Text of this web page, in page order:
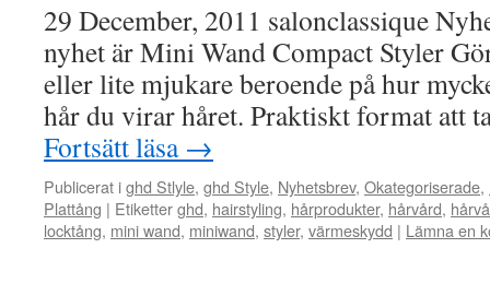
29 December, 2011 salonclassique
nyhet är Mini Wand Compact Styler
eller lite mjukare beroende på hur
hår du virar håret. Praktiskt format att
Fortsätt läsa →
Publicerat ighd Stlyle, ghd Style, Nyhetsbrev, Okategoriserade,
Plattång | Etiketterghd, hairstyling, hårprodukter, hårvård,
locktång, mini wand, miniwand, styler, värmeskydd | Lämna en